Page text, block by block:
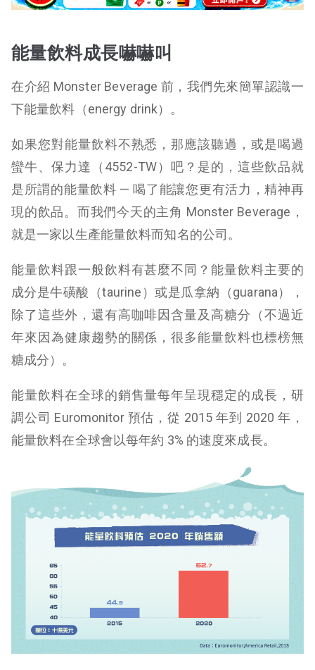
能量飲料成長嚇嚇叫
在介紹 Monster Beverage 前，我們先來簡單認識一
下能量飲料（energy drink）。
如果您對能量飲料不熟悉，那應該聽過，或是喝過
蠻牛、保力達（4552-TW）吧？是的，這些飲品就
是所謂的能量飲料 — 喝了能讓您更有活力，精神再
現的飲品。而我們今天的主角 Monster Beverage，
就是一家以生產能量飲料而知名的公司。
能量飲料跟一般飲料有甚麼不同？能量飲料主要的
成分是牛磺酸（taurine）或是瓜拿納（guarana）
，
除了這些外，還有高咖啡因含量及高糖分（不過近
年來因為健康趨勢的關係，很多能量飲料也標榜無
糖成分）。
能量飲料在全球的銷售量每年呈現穩定的成長，研
調公司 Euromonitor 預估，從 2015 年到 2020 年，
能量飲料在全球會以每年約 3% 的速度來成長。